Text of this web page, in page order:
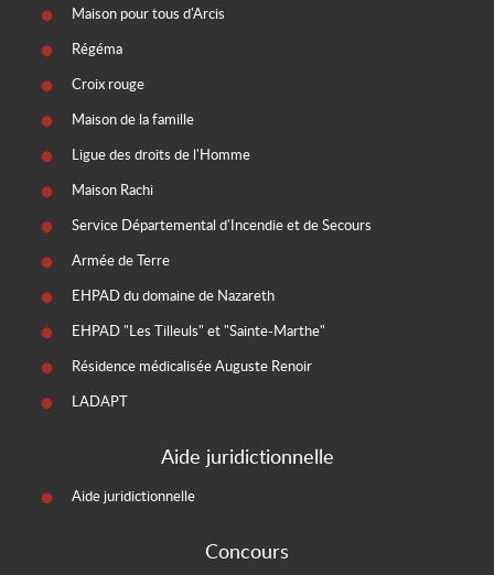
Maison pour tous d'Arcis
Régéma
Croix rouge
Maison de la famille
Ligue des droits de l'Homme
Maison Rachi
Service Départemental d'Incendie et de Secours
Armée de Terre
EHPAD du domaine de Nazareth
EHPAD "Les Tilleuls" et "Sainte-Marthe"
Résidence médicalisée Auguste Renoir
LADAPT
Aide juridictionnelle
Aide juridictionnelle
Concours